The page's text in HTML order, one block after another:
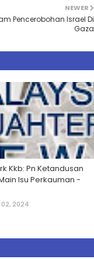
NEWER
Pencerobohan Israel Di
Gaza
Kkb: Pn Ketandusan
Isu Perkauman -
02, 2024